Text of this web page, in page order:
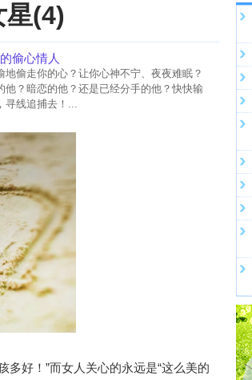
星(4)
偷心情人
地偷走你的心？让你心神不宁、夜夜难眠？
他？暗恋的他？还是已经分手的他？快快输
寻线追捕去！...
多好！”而女人关心的永远是“这么美的